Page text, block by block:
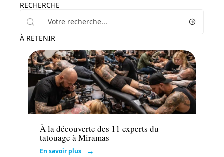
RECHERCHE
À RETENIR
Loisirs
À la découverte des 11 experts du
tatouage à Miramas
En savoir plus